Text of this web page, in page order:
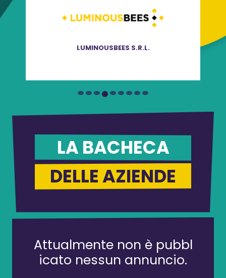
LUMINOUSBEES S.R.L.
LA BACHECA
DELLE AZIENDE
Attualmente non è pubbl
icato nessun annuncio.